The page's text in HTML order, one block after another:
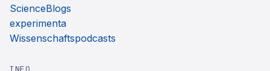
ScienceBlogs
experimenta
Wissenschaftspodcasts
INFO